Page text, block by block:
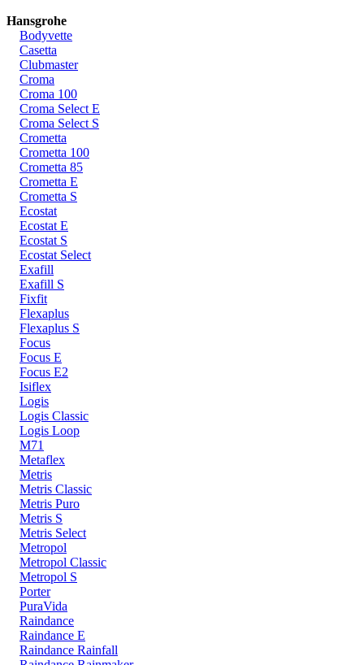
Hansgrohe
Bodyvette
Casetta
Clubmaster
Croma
Croma 100
Croma Select E
Croma Select S
Crometta
Crometta 100
Crometta 85
Crometta E
Crometta S
Ecostat
Ecostat E
Ecostat S
Ecostat Select
Exafill
Exafill S
Fixfit
Flexaplus
Flexaplus S
Focus
Focus E
Focus E2
Isiflex
Logis
Logis Classic
Logis Loop
M71
Metaflex
Metris
Metris Classic
Metris Puro
Metris S
Metris Select
Metropol
Metropol Classic
Metropol S
Porter
PuraVida
Raindance
Raindance E
Raindance Rainfall